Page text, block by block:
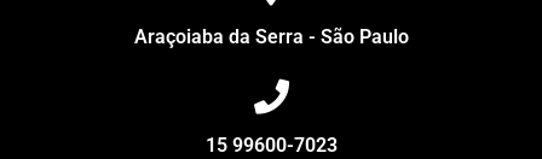
Araçoiaba da Serra - São Paulo
15 99600-7023